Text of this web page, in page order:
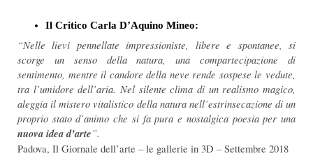
Il Critico Carla D’Aquino Mineo:
“Nelle lievi pennellate impressioniste, libere e spontanee, si
scorge un senso della natura, una compartecipazione di
sentimento, mentre il candore della neve rende sospese le vedute,
tra l’umidore dell’aria. Nel silente clima di un realismo magico,
aleggia il mistero vitalistico della natura nell’estrinsecazione di un
proprio stato d’animo che si fa pura e nostalgica poesia per una
nuova idea d’arte”.
Padova, Il Giornale dell’arte – le gallerie in 3D – Settembre 2018